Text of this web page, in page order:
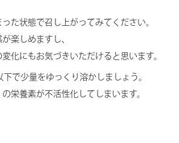
た状態で召し上がってみてください。
楽しめますし、
化にもお気づきいただけると思います。
で少量をゆっくり溶かしましょう。
栄養素が不活性化してしまいます。